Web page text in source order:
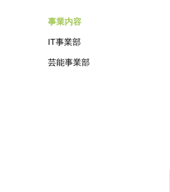
事業内容
IT事業部
芸能事業部